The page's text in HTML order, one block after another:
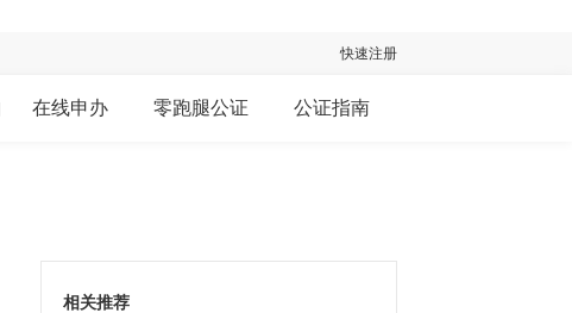
快速注册
在线申办 零跑腿公证 公证指南
相关推荐